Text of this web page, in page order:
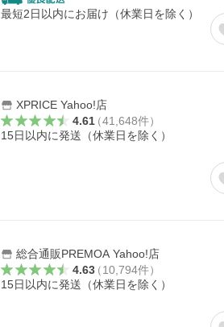
最短2日以内にお届け（休業日を除く）
XPRICE Yahoo!店
4.61（41,648件）
15日以内に発送（休業日を除く）
総合通販PREMOA Yahoo!店
4.63（10,794件）
15日以内に発送（休業日を除く）